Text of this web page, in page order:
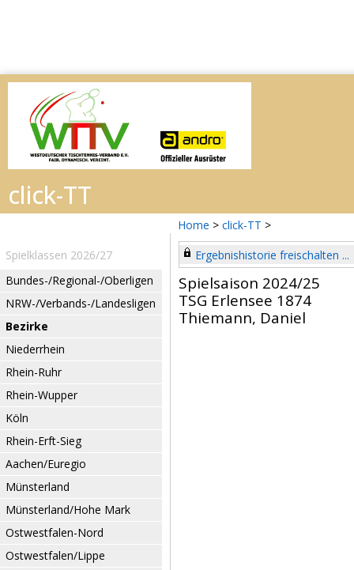
Home > click-TT >
Spielklassen 2026/27
Bundes-/Regional-/Oberligen
NRW-/Verbands-/Landesligen
Bezirke
Niederrhein
Rhein-Ruhr
Rhein-Wupper
Köln
Rhein-Erft-Sieg
Aachen/Euregio
Münsterland
Münsterland/Hohe Mark
Ostwestfalen-Nord
Ostwestfalen/Lippe
Ergebnishistorie freischalten ...
Spielsaison 2024/25
TSG Erlensee 1874
Thiemann, Daniel